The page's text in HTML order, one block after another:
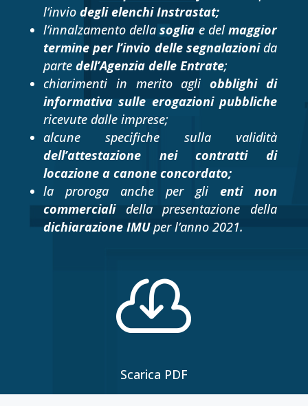
l’invio degli elenchi Instrastat;
l’innalzamento dellasoglia e delmaggior
termine per l’invio delle segnalazionida
parte dell’Agenzia delle Entrate;
chiarimenti in merito agliobblighi di
informativa sulle erogazioni pubbliche
ricevute dalle imprese;
alcune specifiche sulla validità
dell’attestazione nei contratti di
locazione a canone concordato;
la proroga anche per glienti non
commercialidella presentazione della
dichiarazione IMUper l’anno 2021.

Scarica PDF